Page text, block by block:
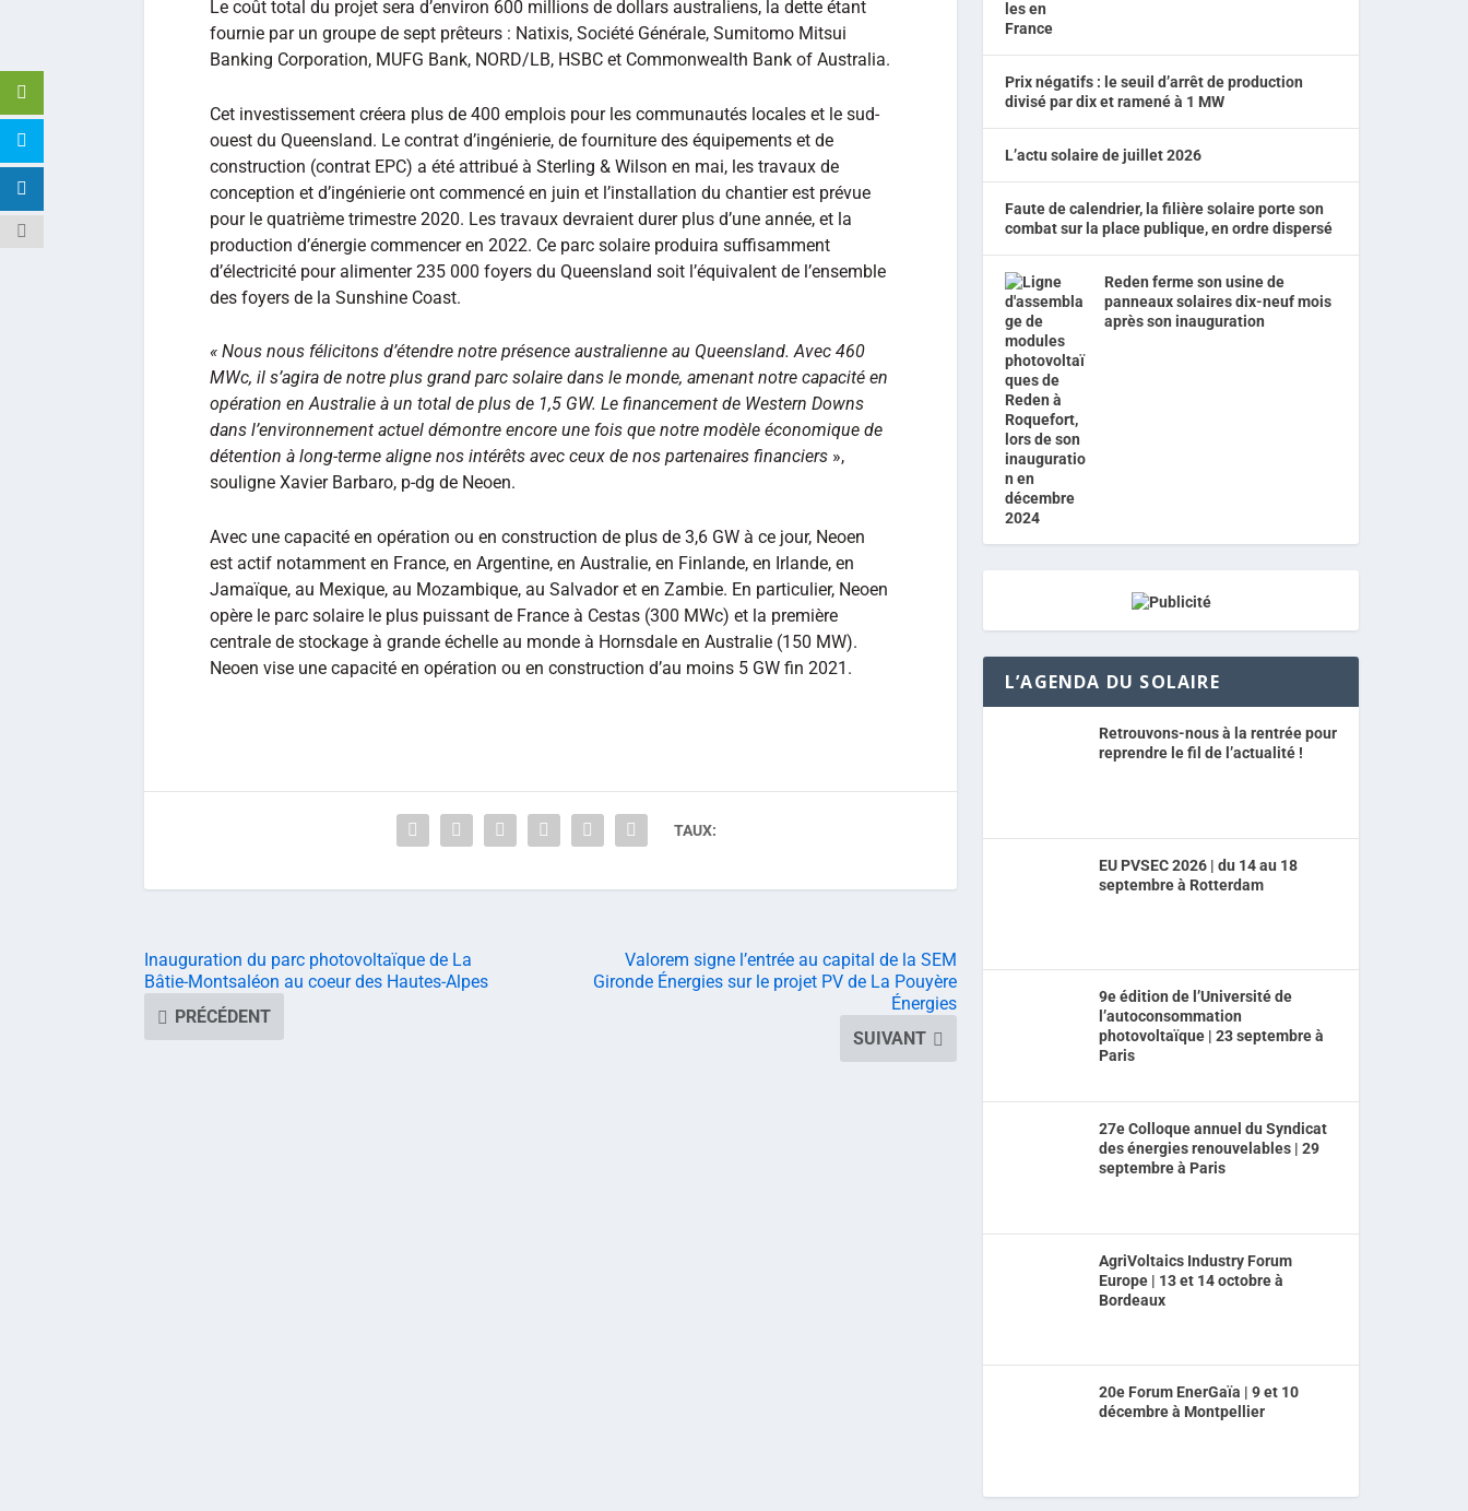
Le coût total du projet sera d’environ 600 millions de dollars australiens, la dette étant
fournie par un groupe de sept prêteurs : Natixis, Société Générale, Sumitomo Mitsui
Banking Corporation, MUFG Bank, NORD/LB, HSBC et Commonwealth Bank of Australia.
Cet investissement créera plus de 400 emplois pour les communautés locales et le sud-
ouest du Queensland. Le contrat d’ingénierie, de fourniture des équipements et de
construction (contrat EPC) a été attribué à Sterling & Wilson en mai, les travaux de
conception et d’ingénierie ont commencé en juin et l’installation du chantier est prévue
pour le quatrième trimestre 2020. Les travaux devraient durer plus d’une année, et la
production d’énergie commencer en 2022. Ce parc solaire produira suffisamment
d’électricité pour alimenter 235 000 foyers du Queensland soit l’équivalent de l’ensemble
des foyers de la Sunshine Coast.
« Nous nous félicitons d’étendre notre présence australienne au Queensland. Avec 460
MWc, il s’agira de notre plus grand parc solaire dans le monde, amenant notre capacité en
opération en Australie à un total de plus de 1,5 GW. Le financement de Western Downs
dans l’environnement actuel démontre encore une fois que notre modèle économique de
détention à long-terme aligne nos intérêts avec ceux de nos partenaires financiers »,
souligne Xavier Barbaro, p-dg de Neoen.
Avec une capacité en opération ou en construction de plus de 3,6 GW à ce jour, Neoen
est actif notamment en France, en Argentine, en Australie, en Finlande, en Irlande, en
Jamaïque, au Mexique, au Mozambique, au Salvador et en Zambie. En particulier, Neoen
opère le parc solaire le plus puissant de France à Cestas (300 MWc) et la première
centrale de stockage à grande échelle au monde à Hornsdale en Australie (150 MW).
Neoen vise une capacité en opération ou en construction d’au moins 5 GW fin 2021.
TAUX:
Inauguration du parc photovoltaïque de La
Bâtie-Montsaléon au coeur des Hautes-Alpes
PRÉCÉDENT
Valorem signe l’entrée au capital de la SEM
Gironde Énergies sur le projet PV de La Pouyère
Énergies
SUIVANT
Prix négatifs : le seuil d’arrêt de production
divisé par dix et ramené à 1 MW
L’actu solaire de juillet 2026
Faute de calendrier, la filière solaire porte son
combat sur la place publique, en ordre dispersé
Reden ferme son usine de
panneaux solaires dix-neuf mois
après son inauguration
L’AGENDA DU SOLAIRE
Retrouvons-nous à la rentrée pour
reprendre le fil de l’actualité !
EU PVSEC 2026 | du 14 au 18
septembre à Rotterdam
9e édition de l’Université de
l’autoconsommation
photovoltaïque | 23 septembre à
Paris
27e Colloque annuel du Syndicat
des énergies renouvelables | 29
septembre à Paris
AgriVoltaics Industry Forum
Europe | 13 et 14 octobre à
Bordeaux
20e Forum EnerGaïa | 9 et 10
décembre à Montpellier